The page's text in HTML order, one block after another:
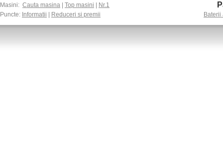
Masini: Cauta masina Top masini
Nr.1
Puncte: Informatii Reduceri si premii